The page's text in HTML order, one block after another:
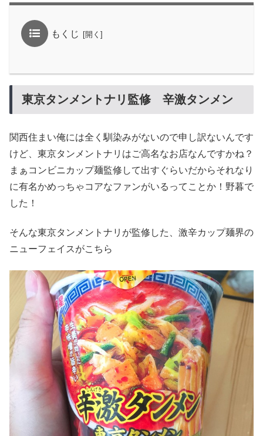
もくじ
東京タンメントナリ監修 辛激タンメン
関西住まい俺には全く馴染みがないので申し訳ないんです
けど、東京タンメントナリはご高名なお店なんですかね？
まぁコンビニカップ麺監修して出すぐらいだからそれなり
に有名かめっちゃコアなファンがいるってことか！野暮で
した！
そんな東京タンメントナリが監修した、激辛カップ麺界の
ニューフェイスがこちら